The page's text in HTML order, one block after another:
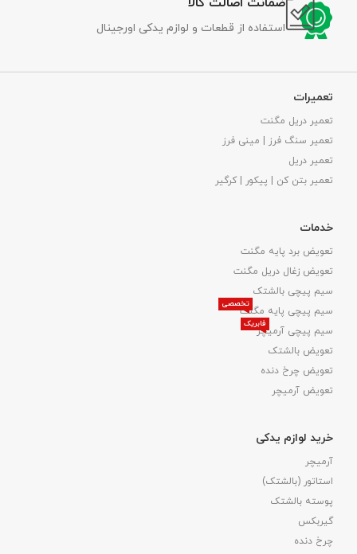
استفاده از قطعات و لوازم یدکی اورجینال
تعمیرات
تعمیر دریل مگنت
تعمیر سنگ فرز | مینی فرز
تعمیر دریل
تعمیر بتن کن | پیکور | کرگیر
خدمات
تعویض برد پایه مگنت
تعویض زغال دریل مگنت
سیم پیچی بالشتک
سیم پیچی پایه مگنت
تخصصی
سیم پیچی آرمیچر
فابریک
تعویض بالشتک​
تعویض چرخ دنده
تعویض آرمیچر
خرید لوازم یدکی
آرمیچر
استاتور (بالشتک)
پوسته بالشتک
گیربکس
چرخ دنده